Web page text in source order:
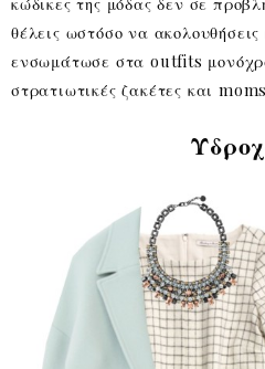
θέλεις ωστόσο να ακολουθήσεις
ενσωμάτωσε στα outfits
στρατιωτικές ζακέτες και